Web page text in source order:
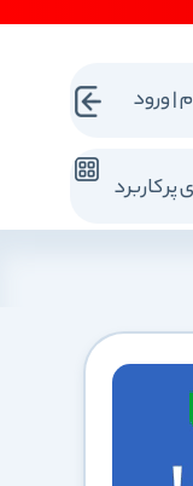
پرکاربرد
| ورود